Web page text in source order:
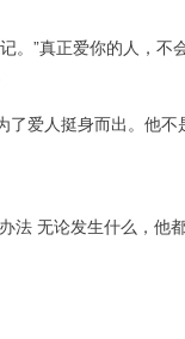
。”真正爱你的人，
爱人挺身而出。他
法 无论发生什么，他